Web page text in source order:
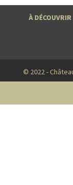
À DÉCOUVRIR
© 2022 -